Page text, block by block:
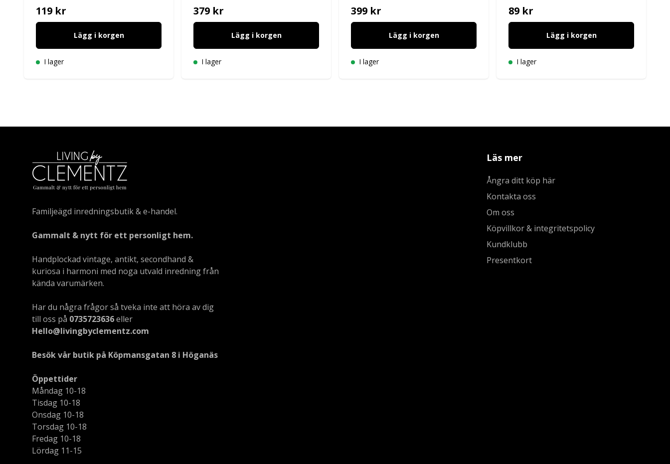
119 kr
Lägg i korgen
I lager
379 kr
Lägg i korgen
I lager
399 kr
Lägg i korgen
I lager
89 kr
Lägg i korgen
I lager
Familjeägd inredningsbutik & e-handel.
Gammalt & nytt för ett personligt hem.
Handplockad vintage, antikt, secondhand &
kuriosa i harmoni med noga utvald inredning från
kända varumärken.
Har du några frågor så tveka inte att höra av dig
till oss på 0735723636eller
Hello@livingbyclementz.com
Besök vår butik på Köpmansgatan 8 i Höganäs
Öppettider
Måndag 10-18
Tisdag 10-18
Onsdag 10-18
Torsdag 10-18
Fredag 10-18
Lördag 11-15
Läs mer
Ångra ditt köp här
Kontakta oss
Om oss
Köpvillkor & integritetspolicy
Kundklubb
Presentkort